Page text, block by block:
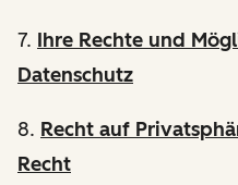
7. Ihre Rechte und
Datenschutz
8. Recht auf
Recht